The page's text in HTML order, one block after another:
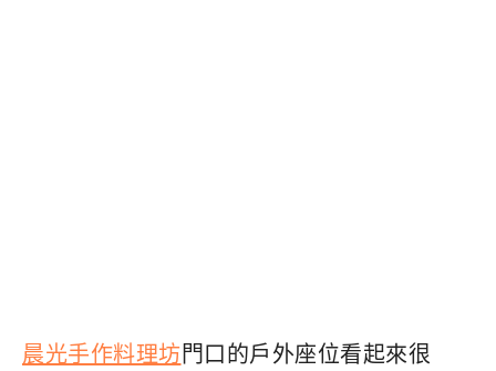
晨光手作料理坊門口的戶外座位看起來很